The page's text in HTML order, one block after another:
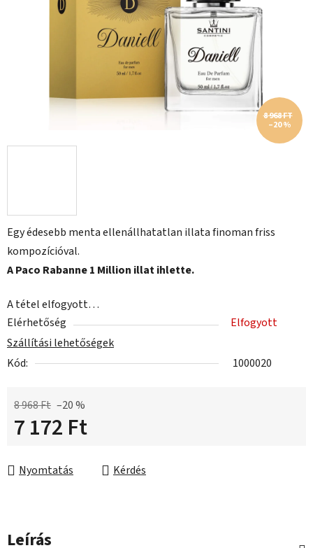
Egy édesebb menta ellenállhatatlan illata finoman friss
kompozícióval.
A Paco Rabanne 1 Million illat ihlette.
A tétel elfogyott…
Elérhetőség
Elfogyott
Szállítási lehetőségek
Kód:
1000020
8 968 Ft –20 %
7 172 Ft
Nyomtatás
Kérdés
8 968 FT
–20 %
Leírás